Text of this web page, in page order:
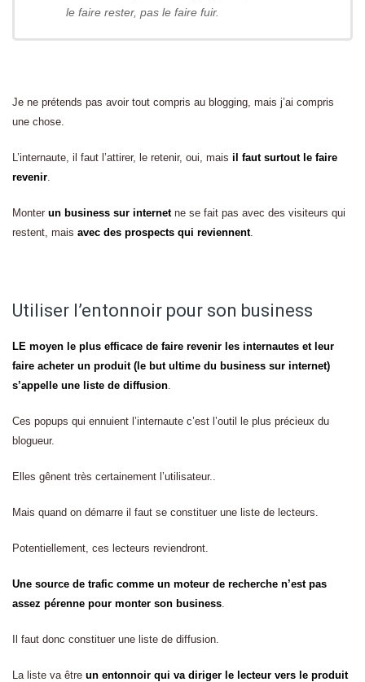
le faire rester, pas le faire fuir.
Je ne prétends pas avoir tout compris au blogging, mais j’ai compris
une chose.
L’internaute, il faut l’attirer, le retenir, oui, mais il faut surtout le faire
revenir.
Monter un business sur internetne se fait pas avec des visiteurs qui
restent, mais avec des prospects qui reviennent.
Utiliser l’entonnoir pour son business
LE moyen le plus efficace de faire revenir les internautes et leur
faire acheter un produit (le but ultime du business sur internet)
s’appelle une liste de diffusion.
Ces popups qui ennuient l’internaute c’est l’outil le plus précieux du
blogueur.
Elles gênent très certainement l’utilisateur..
Mais quand on démarre il faut se constituer une liste de lecteurs.
Potentiellement, ces lecteurs reviendront.
Une source de trafic comme un moteur de recherche n’est pas
assez pérenne pour monter son business.
Il faut donc constituer une liste de diffusion.
La liste va être un entonnoir qui va diriger le lecteur vers le produit